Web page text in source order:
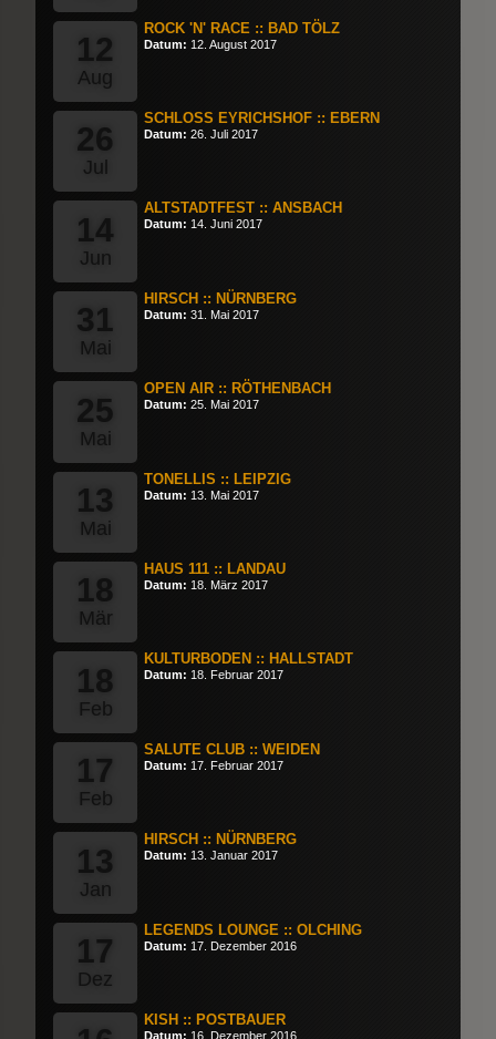
12
Aug
ROCK 'N' RACE :: BAD TÖLZ
Datum: 12. August 2017
26
Jul
SCHLOSS EYRICHSHOF :: EBERN
Datum: 26. Juli 2017
14
Jun
ALTSTADTFEST :: ANSBACH
Datum: 14. Juni 2017
31
Mai
HIRSCH :: NÜRNBERG
Datum: 31. Mai 2017
25
Mai
OPEN AIR :: RÖTHENBACH
Datum: 25. Mai 2017
13
Mai
TONELLIS :: LEIPZIG
Datum: 13. Mai 2017
18
Mär
HAUS 111 :: LANDAU
Datum: 18. März 2017
18
Feb
KULTURBODEN :: HALLSTADT
Datum: 18. Februar 2017
17
Feb
SALUTE CLUB :: WEIDEN
Datum: 17. Februar 2017
13
Jan
HIRSCH :: NÜRNBERG
Datum: 13. Januar 2017
17
Dez
LEGENDS LOUNGE :: OLCHING
Datum: 17. Dezember 2016
KISH :: POSTBAUER
Datum: 16. Dezember 2016